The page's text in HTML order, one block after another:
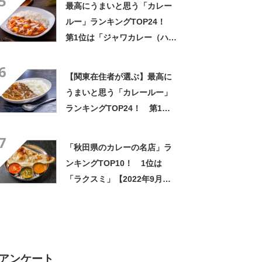
最高にうまいと思う「カレー
ルー」ランキングTOP24！
第1位は「ジャワカレー（ハウ
【関東在住者が選ぶ】最高に
うまいと思う「カレールー」
ランキングTOP24！ 第1位
「秋田県のカレーの名店」ラ
ンキングTOP10！ 1位は
「ラクスミ」【2022年9月
アンケート